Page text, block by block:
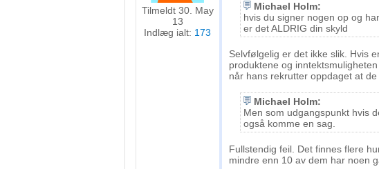
Tilmeldt 30. May
13
Indlæg ialt: 173
Michael Holm:
hvis du signer nogen op og
er det ALDRIG din skyld
Selvfølgelig er det ikke slik. Hvis
produktene og
når hans rekrutter oppdaget at
Michael Holm:
Men som udgangspunkt hvis
også komme en sag.
Fullstendig feil. Det finnes flere
mindre enn 10 av dem har noen
Forstå målgrupper gennem statistikker eller kombinationer af oplysninger fra
Bruge begrænsede oplysninger til at vælge indhold
Bruge præcise geografiske placeringsoplysninger
Identificere enheder baseret på aktivt anmodede oplysninger